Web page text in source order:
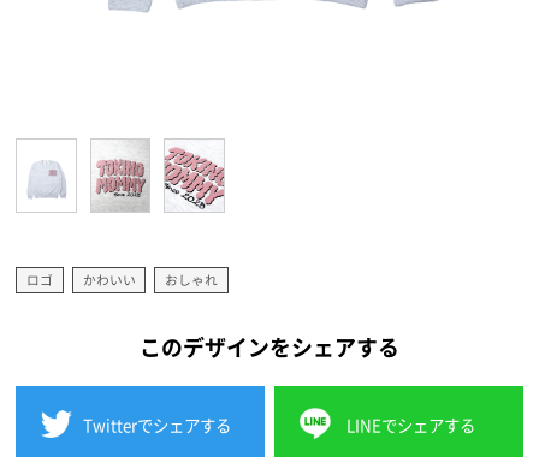
ロゴ かわいい おしゃれ
このデザインをシェアする
Twitterでシェアする LINEでシェアする